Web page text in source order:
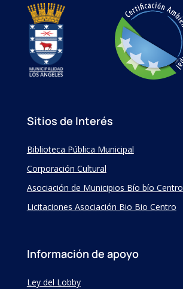
Sitios de Interés
Biblioteca Pública Municipal
Corporación Cultural
Asociación de Municipios Bío bío Centro
Licitaciones Asociación Bio Bio Centro
Información de apoyo
Ley del Lobby